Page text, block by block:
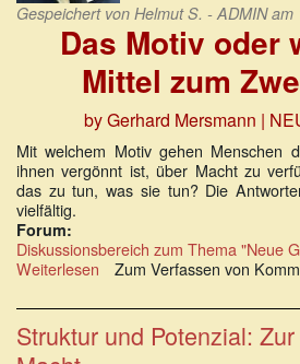
Gespeichert von Helmut S. - ADMINam
Das Motiv oder
Mittel zum
by Gerhard Mersmann |
Mit welchem Motiv gehen Menschen
ihnen vergönnt ist, über Macht zu
das zu tun, was sie tun? Die
vielfältig.
Forum:
Diskussionsbereich zum Thema "Neue
Weiterlesen über
Motiv
oder
wenn
Zum Verfassen von
Struktur und Potenzial: